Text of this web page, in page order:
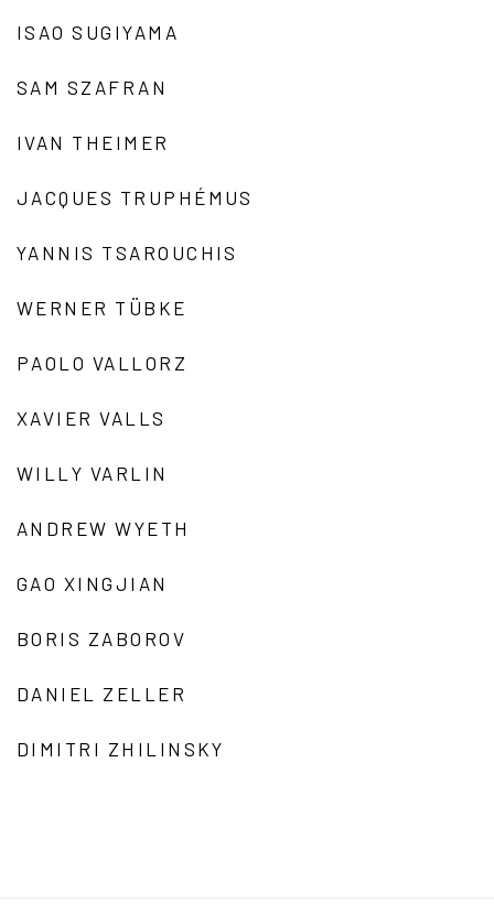
ISAO SUGIYAMA
SAM SZAFRAN
IVAN THEIMER
JACQUES TRUPHÉMUS
YANNIS TSAROUCHIS
WERNER TÜBKE
PAOLO VALLORZ
XAVIER VALLS
WILLY VARLIN
ANDREW WYETH
GAO XINGJIAN
BORIS ZABOROV
DANIEL ZELLER
DIMITRI ZHILINSKY